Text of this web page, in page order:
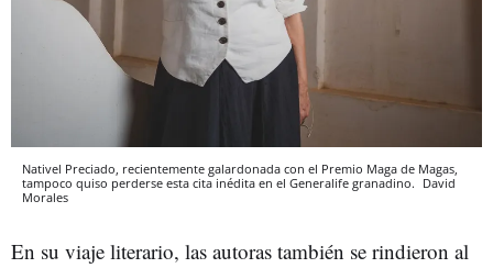
Nativel Preciado, recientemente galardonada con el Premio Maga de Magas,
tampoco quiso perderse esta cita inédita en el Generalife granadino. David
Morales
En su viaje literario, las autoras también se rindieron al